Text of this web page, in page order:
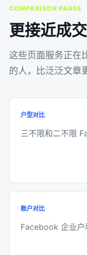
COMPARISON PAGES
更接近成
这些页面服务正在
的人，比泛泛文章
户型对比
三不限和二不限
账户对比
Facebook 企业户